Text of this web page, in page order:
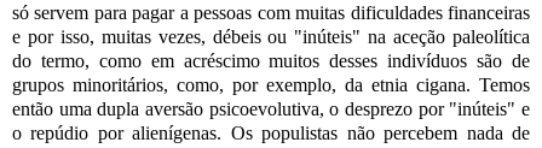
só servem para pagar a pessoas com muitas dificuldades financeiras
e por isso, muitas vezes, débeis ou "inúteis" na aceção paleolítica
do termo, como em acréscimo muitos desses indivíduos são de
grupos minoritários, como, por exemplo, da etnia cigana. Temos
então uma dupla aversão psicoevolutiva, o desprezo por "inúteis" e
o repúdio por alienígenas. Os populistas não percebem nada de